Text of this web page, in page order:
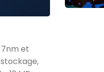
et